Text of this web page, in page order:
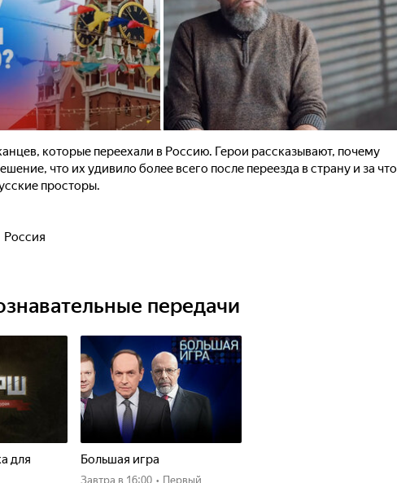
которые переехали в Россию. Герои рассказывают, почему
что их удивило более всего после переезда в страну и за что
просторы.
Россия
передачи
для
Большая игра
Завтра в 16:00 • Первый